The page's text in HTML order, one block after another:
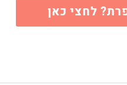
לחצי כאן